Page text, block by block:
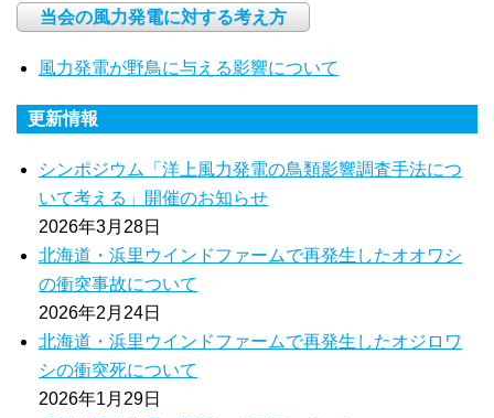
当会の風力発電に対する考え方
風力発電が野鳥に与える影響について
更新情報
シンポジウム「洋上風力発電の鳥類影響調査手法につ
いて考える」開催のお知らせ
2026年3月28日
北海道・浜里ウインドファームで再発生したオオワシ
の衝突事故について
2026年2月24日
北海道・浜里ウインドファームで再発生したオジロワ
シの衝突死について
2026年1月29日